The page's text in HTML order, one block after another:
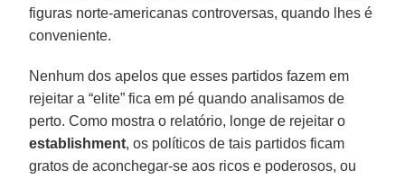
figuras norte-americanas controversas, quando lhes é
conveniente.
Nenhum dos apelos que esses partidos fazem em
rejeitar a “elite” fica em pé quando analisamos de
perto. Como mostra o relatório, longe de rejeitar o
establishment, os políticos de tais partidos ficam
gratos de aconchegar-se aos ricos e poderosos, ou